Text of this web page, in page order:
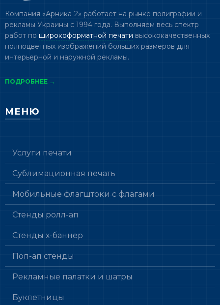
Компания «Арника-2» работает на рынке полиграфии и
рекламы Украины с 1994 года. Выполняем весь спектр
работ по широкоформатной печати высококачественных
полноцветных изображений больших размеров для
интерьерной и наружной рекламы.
ПОДРОБНЕЕ →
МЕНЮ
Услуги печати
Сублимационная печать
Мобильные флагштоки с флагами
Стенды ролл-ап
Стенды х-баннер
Поп-ап стенды
Рекламные палатки и шатры
Буклетницы